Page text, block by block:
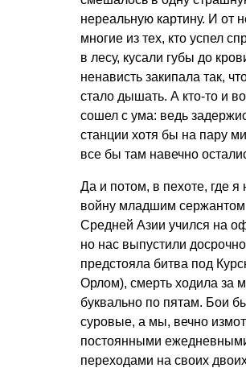
нереальную картину. И от
многие из тех, кто успел
в лесу, кусали губы до
ненависть закипала так,
стало дышать. А кто-то и
сошел с ума: ведь
станции хотя бы на пару
все бы там навечно
Да и потом, в пехоте, где я
войну младшим сержантом
Средней Азии учился на
но нас выпустили
предстояла битва под
Орлом), смерть ходила за
буквально по пятам. Бои
суровые, а мы, вечно
постоянными
переходами на своих